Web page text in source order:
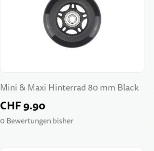
Mini & Maxi Hinterrad 80 mm Black
CHF 9.90
0 Bewertungen bisher